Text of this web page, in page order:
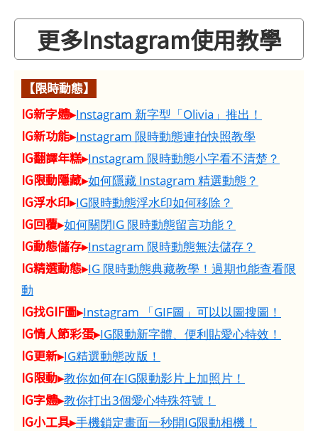
更多Instagram使用教學
【限時動態】
IG新字體▸Instagram 新字型「Olivia」推出！
IG新功能▸Instagram 限時動態連拍快照教學
IG翻譯年糕▸Instagram 限時動態小字看不清楚？
IG限動隱藏▸如何隱藏 Instagram 精選動態？
IG浮水印▸IG限時動態浮水印如何移除？
IG回覆▸如何關閉IG 限時動態留言功能？
IG動態儲存▸Instagram 限時動態無法儲存？
IG精選動態▸IG 限時動態典藏教學！過期也能查看限
動
IG找GIF圖▸Instagram 「GIF圖」可以以圖搜圖！
IG情人節彩蛋▸IG限動新字體、便利貼愛心特效！
IG更新▸IG精選動態改版！
IG限動▸教你如何在IG限動影片上加照片！
IG字體▸教你打出3個愛心特殊符號！
IG小工具▸手機鎖定畫面一秒開IG限動相機！